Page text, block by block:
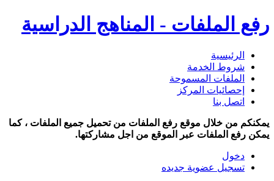
رفع الملفات - المناهج الدراسية
الرئيسية
شروط الخدمة
الملفات المسموحة
إحصائيات المركز
اتصل بنا
يمكنكم من خلال موقع رفع الملفات من تحميل جميع الملفات ، كما
يمكن رفع الملفات عبر الموقع من اجل مشاركتها.
دخول
تسجيل عضوية جديده